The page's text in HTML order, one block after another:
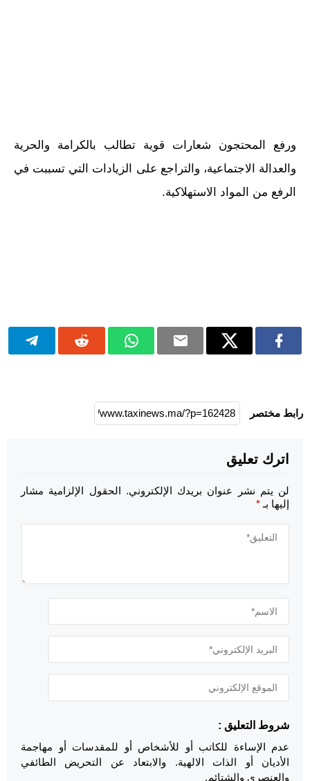
ورفع المحتجون شعارات قوية تطالب بالكرامة والحرية
والعدالة الاجتماعية، والتراجع على الزيادات التي تسببت في
الرفع من المواد الاستهلاكية.
رابط مختصر
اترك تعليق
لن يتم نشر عنوان بريدك الإلكتروني. الحقول الإلزامية مشار
إليها بـ *
شروط التعليق :
عدم الإساءة للكاتب أو للأشخاص أو للمقدسات أو مهاجمة
الأديان أو الذات الالهية. والابتعاد عن التحريض الطائفي
والعنصري والشتائم.